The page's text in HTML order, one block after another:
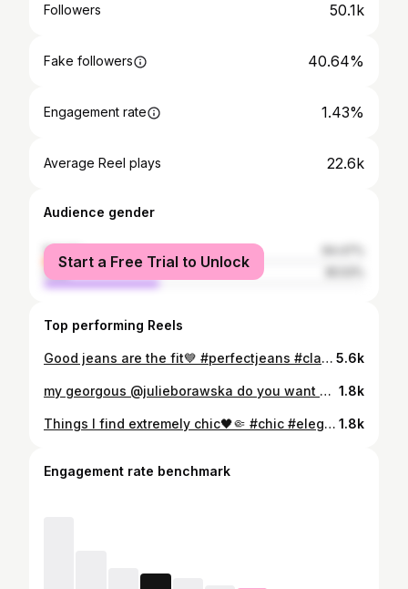
Followers 50.1k
Fake followers 40.64%
Engagement rate 1.43%
Average Reel plays 22.6k
Audience gender
female
male
Start a Free Trial to Unlock
Top performing Reels
Good jeans are the fit💙 #perfectjeans #classystyle #fashion #outfitinspo #ootd 5.6k
my georgous @julieborawska do you want a make-up tutorial for this look? 1.8k
Things I find extremely chic🖤🤏 #chic #elegant #simplicity #minimalism 1.8k
Engagement rate benchmark